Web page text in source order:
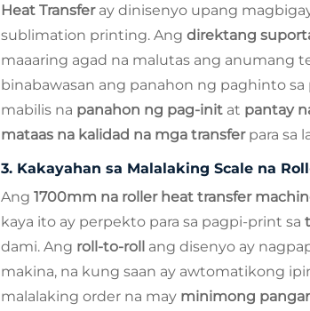
Heat Transfer ay dinisenyo upang
sublimation printing. Ang direktang
maaaring agad na malutas ang anumang
binabawasan ang panahon ng paghinto
mabilis na panahon ng pag-init at pantay
mataas na kalidad na mga transfer para sa
3. Kakayahan sa Malalaking Scale na
Ang 1700mm na roller heat transfer
kaya ito ay perpekto para sa pagpi-print sa
dami. Ang roll-to-roll ang disenyo ay
makina, na kung saan ay awtomatikong
malalaking order na may minimong